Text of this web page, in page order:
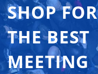
SHOP FOR
THE BEST
MEETING